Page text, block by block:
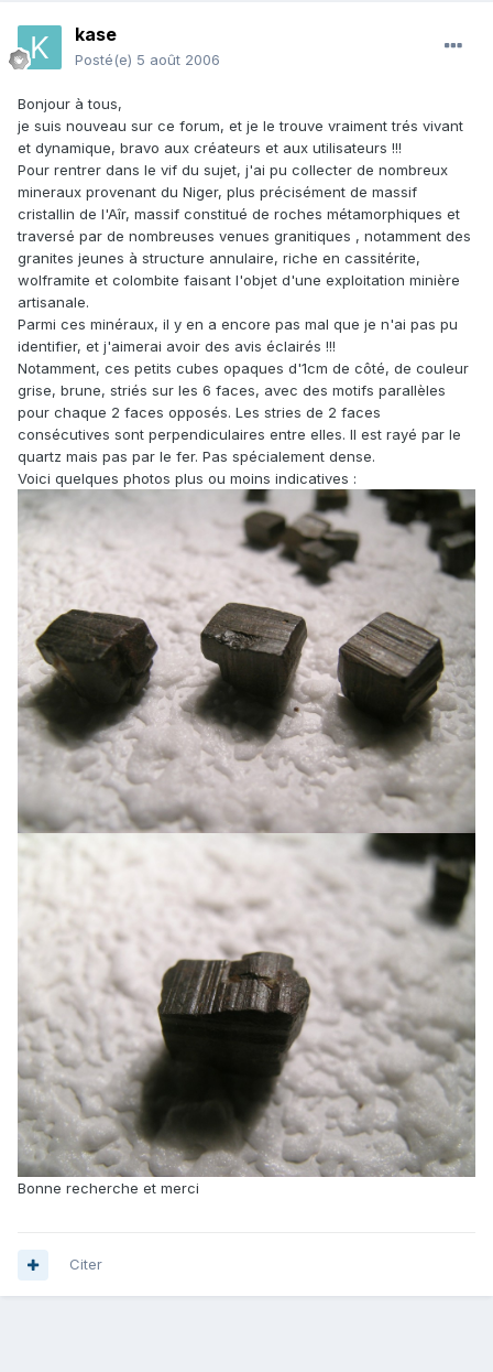
kase
Posté(e) 5 août 2006
Bonjour à tous,
je suis nouveau sur ce forum, et je le trouve vraiment trés vivant
et dynamique, bravo aux créateurs et aux utilisateurs !!!
Pour rentrer dans le vif du sujet, j'ai pu collecter de nombreux
mineraux provenant du Niger, plus précisément de massif
cristallin de l'Aîr, massif constitué de roches métamorphiques et
traversé par de nombreuses venues granitiques , notamment des
granites jeunes à structure annulaire, riche en cassitérite,
wolframite et colombite faisant l'objet d'une exploitation minière
artisanale.
Parmi ces minéraux, il y en a encore pas mal que je n'ai pas pu
identifier, et j'aimerai avoir des avis éclairés !!!
Notamment, ces petits cubes opaques d'1cm de côté, de couleur
grise, brune, striés sur les 6 faces, avec des motifs parallèles
pour chaque 2 faces opposés. Les stries de 2 faces
consécutives sont perpendiculaires entre elles. Il est rayé par le
quartz mais pas par le fer. Pas spécialement dense.
Voici quelques photos plus ou moins indicatives :
Bonne recherche et merci
Citer